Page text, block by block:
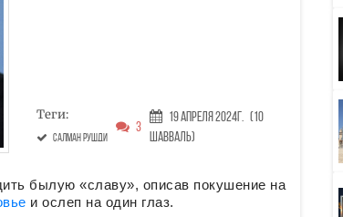
Теги:
Салман Рушди
3
19 Апреля 2024г. (10
Шавваль)
былую «славу», описав покушение на
и ослеп на один глаз.